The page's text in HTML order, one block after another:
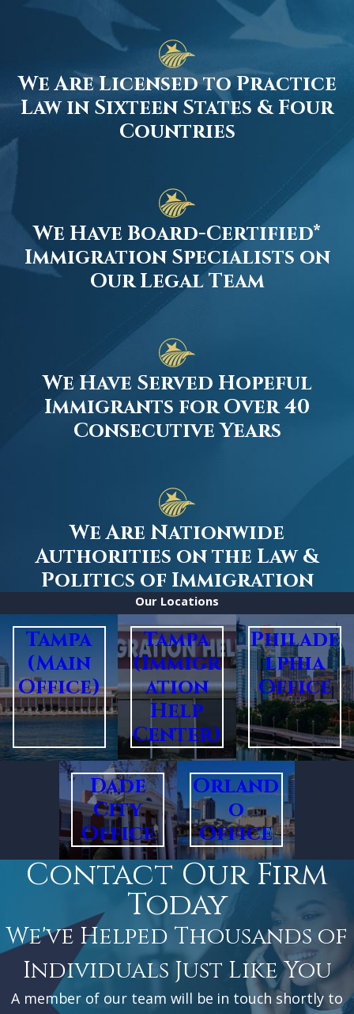
We Are Licensed to Practice
Law in Sixteen States & Four
Countries
We Have Board-Certified*
Immigration Specialists on
Our Legal Team
We Have Served Hopeful
Immigrants for Over 40
Consecutive Years
We Are Nationwide
Authorities on the Law &
Politics of Immigration
Our Locations
Tampa
(Main
Office)
Tampa
(Immigr
ation
Help
Center)
Philade
lphia
Office
Dade
City
Office
Orland
o
Office
Contact Our Firm
Today
We've Helped Thousands of
Individuals Just Like You
A member of our team will be in touch shortly to